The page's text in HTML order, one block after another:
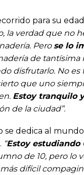
para su
la verdad que no
Perose lo
de
disfrutarlo. No
que uno
Estoy tranquilo
de la ciudad”.
dedica al
“Estoy estudiando
de 10, pero lo
difícil